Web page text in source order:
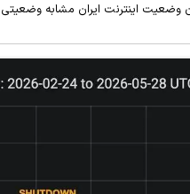
وضعیت اینترنت ایران مشابه